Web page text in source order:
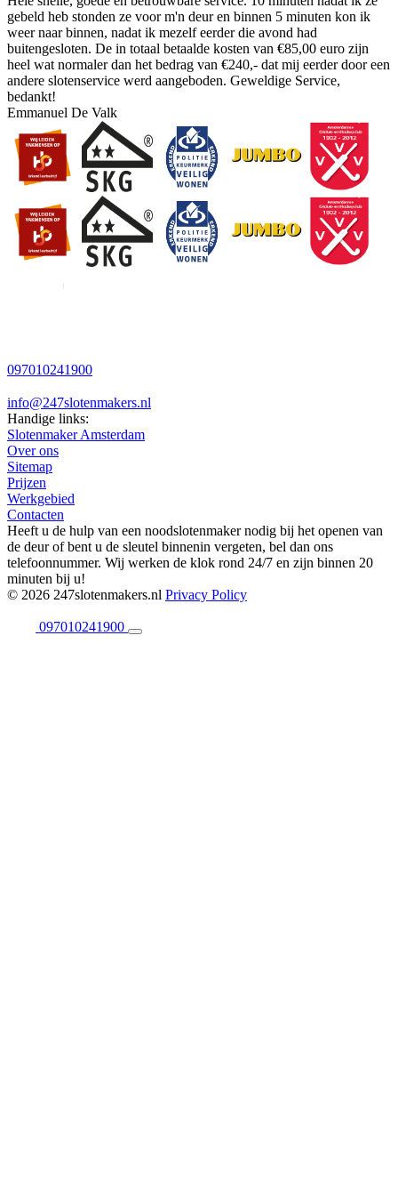
gebeld heb stonden ze voor m'n deur en binnen 5 minuten kon ik
weer naar binnen, nadat ik mezelf eerder die avond had
buitengesloten. De in totaal betaalde kosten van €85,00 euro zijn
heel wat normaler dan het bedrag van €240,- dat mij eerder door een
andere slotenservice werd aangeboden. Geweldige Service,
bedankt!
Emmanuel De Valk
097010241900
info@247slotenmakers.nl
Handige links:
Slotenmaker Amsterdam
Over ons
Sitemap
Prijzen
Werkgebied
Contacten
Heeft u de hulp van een noodslotenmaker nodig bij het openen van
de deur of bent u de sleutel binnenin vergeten, bel dan ons
telefoonnummer. Wij werken de klok rond 24/7 en zijn binnen 20
minuten bij u!
© 2026 247slotenmakers.nl Privacy Policy
097010241900